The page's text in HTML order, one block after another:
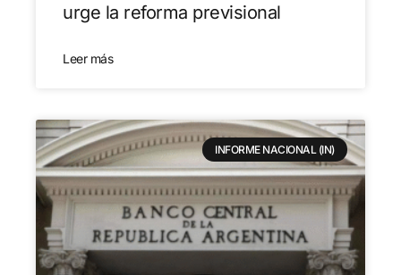
urge la reforma previsional
Leer más
INFORME NACIONAL (IN)